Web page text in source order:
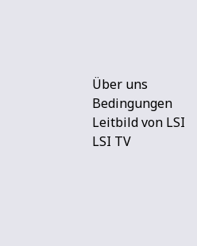
Über uns
Bedingungen
Leitbild von LSI
LSI TV